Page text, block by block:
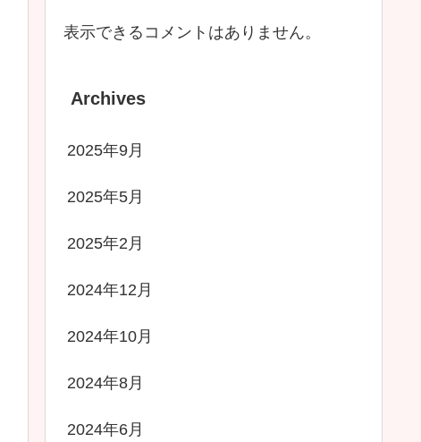
表示できるコメントはありません。
Archives
2025年9月
2025年5月
2025年2月
2024年12月
2024年10月
2024年8月
2024年6月